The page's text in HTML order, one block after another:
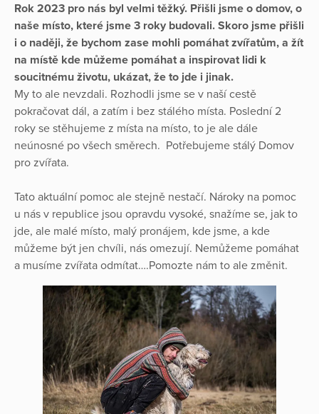
Rok 2023 pro nás byl velmi těžký. Přišli jsme o domov, o
naše místo, které jsme 3 roky budovali. Skoro jsme přišli
i o naději, že bychom zase mohli pomáhat zvířatům, a žít
na místě kde můžeme pomáhat a inspirovat lidi k
soucitnému životu, ukázat, že to jde i jinak.
My to ale nevzdali. Rozhodli jsme se v naší cestě
pokračovat dál, a zatím i bez stálého místa. Poslední 2
roky se stěhujeme z místa na místo, to je ale dále
neúnosné po všech směrech. Potřebujeme stálý Domov
pro zvířata.
Tato aktuální pomoc ale stejně nestačí. Nároky na pomoc
u nás v republice jsou opravdu vysoké, snažíme se, jak to
jde, ale malé místo, malý pronájem, kde jsme, a kde
můžeme být jen chvíli, nás omezují. Nemůžeme pomáhat
a musíme zvířata odmítat….Pomozte nám to ale změnit.